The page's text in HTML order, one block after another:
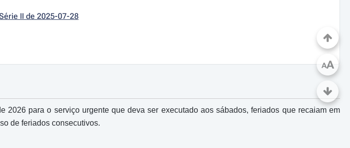
II de 2025-07-28
2026 para o serviço urgente que deva ser executado aos sábados, feriados que recaiam em
de feriados consecutivos.
AA